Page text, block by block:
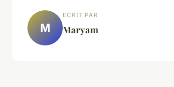
M
ECRIT PAR
Maryam